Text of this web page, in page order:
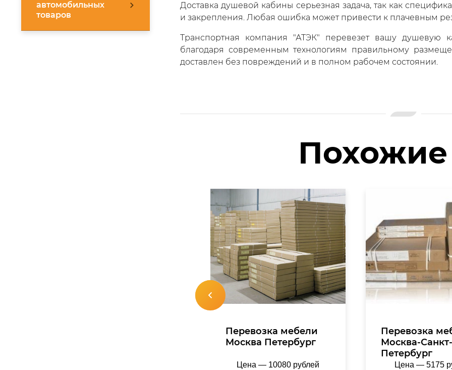
автомобильных
товаров
Доставка душевой кабины серьезная задача, так как
и закрепления. Любая ошибка может привести к плачевным
Транспортная компания "АТЭК" перевезет вашу душевую
благодаря современным технологиям правильному
доставлен без повреждений и в полном рабочем состоянии.
Похожие
Перевозка мебели
Москва Петербург
Цена — 10080 рублей
Перевозка
Москва-Санкт-
Петербург
Цена — 5175